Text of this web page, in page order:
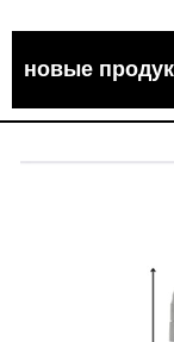
новые